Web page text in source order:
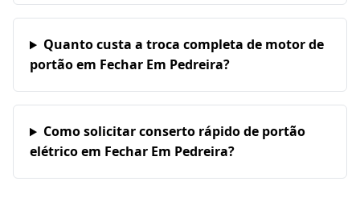
Quanto custa a troca completa de motor de
portão em Fechar Em Pedreira?
Como solicitar conserto rápido de portão
elétrico em Fechar Em Pedreira?